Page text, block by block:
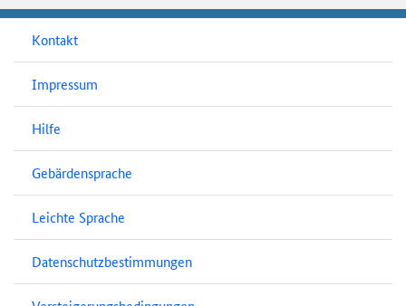
Kontakt
Impressum
Hilfe
Gebärdensprache
Leichte Sprache
Datenschutzbestimmungen